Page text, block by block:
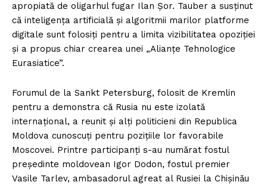
apropiată de oligarhul fugar Ilan Șor. Tauber a susținut
că inteligența artificială și algoritmii marilor platforme
digitale sunt folosiți pentru a limita vizibilitatea opoziției
și a propus chiar crearea unei „Alianțe Tehnologice
Eurasiatice”.
Forumul de la Sankt Petersburg, folosit de Kremlin
pentru a demonstra că Rusia nu este izolată
internațional, a reunit și alți politicieni din Republica
Moldova cunoscuți pentru pozițiile lor favorabile
Moscovei. Printre participanți s-au numărat fostul
președinte moldovean Igor Dodon, fostul premier
Vasile Tarlev, ambasadorul agreat al Rusiei la Chișinău